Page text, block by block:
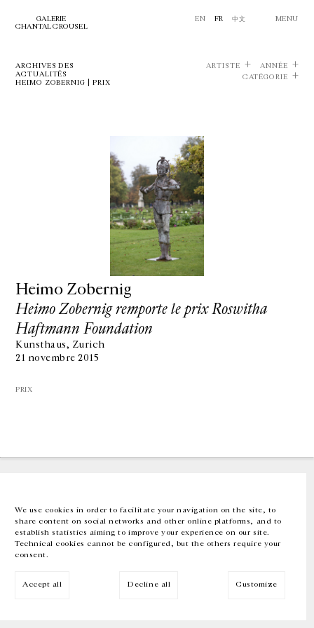
We use cookies in order to facilitate your navigation on the site, to
share content on social networks and other online platforms, and to
establish statistics aiming to improve your experience on our site.
Technical cookies cannot be configured, but the others require your
consent.
Accept all Decline all Customize
GALERIE
CHANTAL CROUSEL
EN FR 中文 MENU
ARCHIVES DES
ACTUALITÉS
HEIMO ZOBERNIG | PRIX
ARTISTE
ANNÉE
CATÉGORIE
Heimo Zobernig
Heimo Zobernig remporte le prix Roswitha
Haftmann Foundation
Kunsthaus, Zurich
21 novembre 2015
PRIX
GALERIE CHANTAL CROUSEL
10 RUE CHARLOT, 75003 PARIS
EN FR 中文 Facebook Instagram
Inscrivez-vous à notre newsletter